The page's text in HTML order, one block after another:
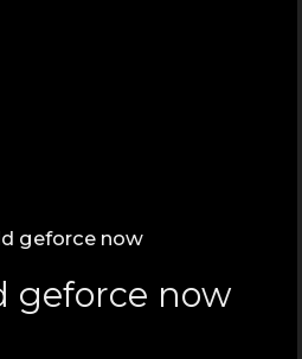
geforce now
geforce now